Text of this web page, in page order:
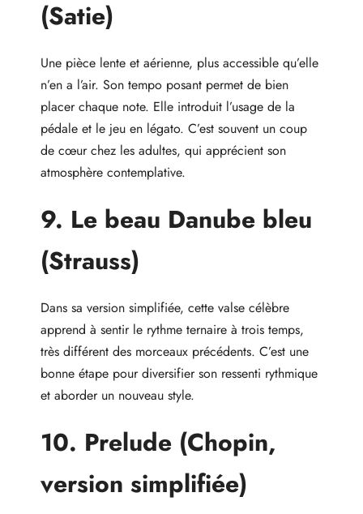
(Satie)
Une pièce lente et aérienne, plus accessible qu’elle
n’en a l’air. Son tempo posant permet de bien
placer chaque note. Elle introduit l’usage de la
pédale et le jeu en légato. C’est souvent un coup
de cœur chez les adultes, qui apprécient son
atmosphère contemplative.
9. Le beau Danube bleu
(Strauss)
Dans sa version simplifiée, cette valse célèbre
apprend à sentir le rythme ternaire à trois temps,
très différent des morceaux précédents. C’est une
bonne étape pour diversifier son ressenti rythmique
et aborder un nouveau style.
10. Prelude (Chopin,
version simplifiée)